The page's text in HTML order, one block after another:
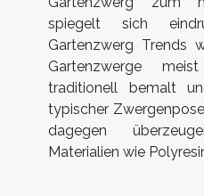
spiegelt sich
Gartenzwerg Trends
Gartenzwerge
traditionell bemalt
typischer
dagegen
Materialien wie